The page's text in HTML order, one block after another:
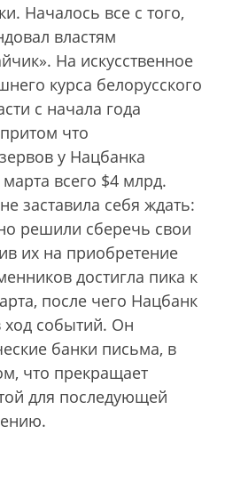
Началось все с того,
властям
На искусственное
курса белорусского
с начала года
что
у Нацбанка
всего $4 млрд.
заставила себя ждать:
решили сберечь свои
их на приобретение
достигла пика к
после чего Нацбанк
событий. Он
банки письма, в
что прекращает
для последующей